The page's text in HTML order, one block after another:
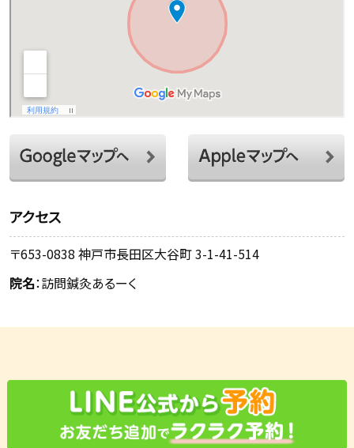
アクセス
〒653-0838 神戸市長田区大谷町 3-1-41-514
院名：訪問鍼灸あるーく